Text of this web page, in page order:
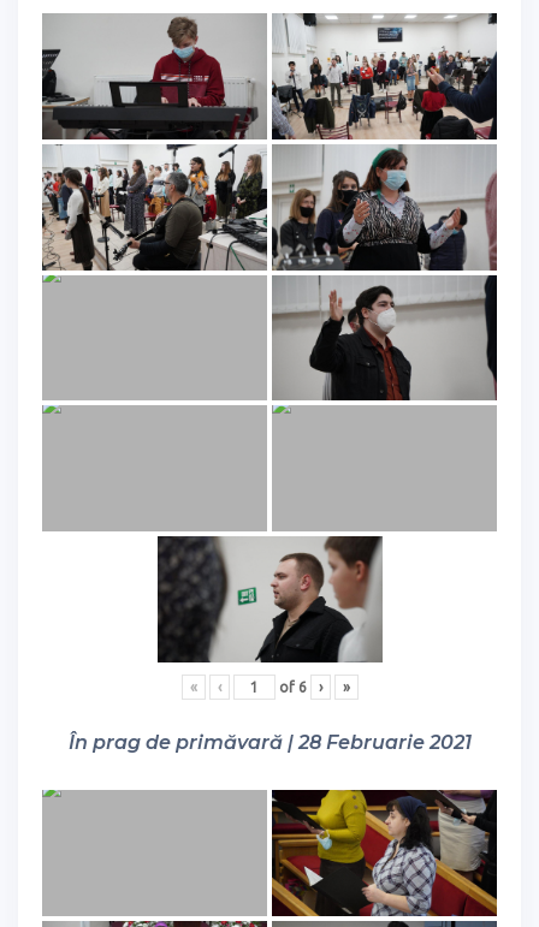
« ‹ of 6 › »
În prag de primăvară | 28 Februarie 2021